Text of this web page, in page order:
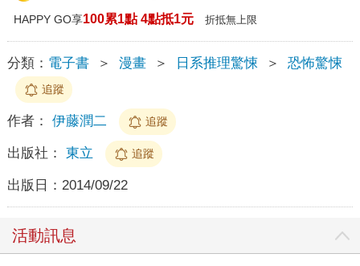
HAPPY GO享100累1點 4點抵1元 折抵無上限
分類： 電子書 ＞ 漫畫 ＞ 日系推理驚悚 ＞ 恐怖驚悚
追蹤
作者： 伊藤潤二 追蹤
出版社： 東立 追蹤
出版日： 2014/09/22
活動訊息